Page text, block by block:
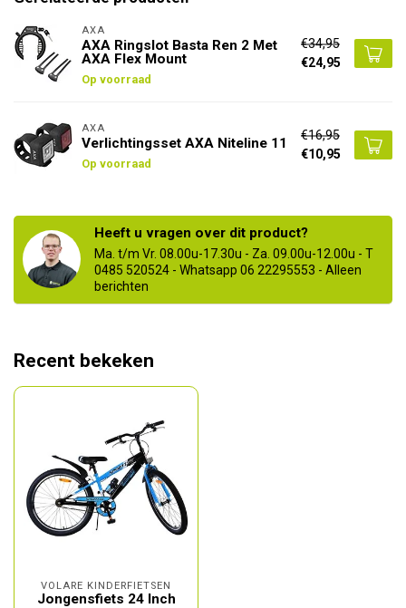
AXA
AXA Ringslot Basta Ren 2 Met
AXA Flex Mount
Op voorraad
€34,95
€24,95
AXA
Verlichtingsset AXA Niteline 11
Op voorraad
€16,95
€10,95
Heeft u vragen over dit product?
Ma. t/m Vr. 08.00u-17.30u - Za. 09.00u-12.00u - T
0485 520524 - Whatsapp 06 22295553 - Alleen
berichten
Recent bekeken
VOLARE KINDERFIETSEN
Jongensfiets 24 Inch